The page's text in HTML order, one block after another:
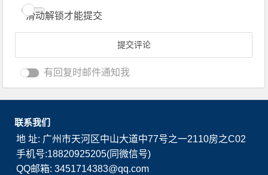
滑动解锁才能提交
有回复时邮件通知我
联系我们
地 址: 广州市天河区中山大道中77号之一2110房之C02
手机号:18820925205(同微信号)
QQ邮箱: 3451714383@qq.com